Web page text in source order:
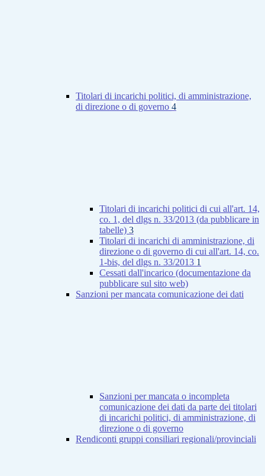
Titolari di incarichi politici, di amministrazione,
di direzione o di governo 4
Titolari di incarichi politici di cui all'art. 14,
co. 1, del dlgs n. 33/2013 (da pubblicare in
tabelle) 3
Titolari di incarichi di amministrazione, di
direzione o di governo di cui all'art. 14, co.
1-bis, del dlgs n. 33/2013 1
Cessati dall'incarico (documentazione da
pubblicare sul sito web)
Sanzioni per mancata comunicazione dei dati
Sanzioni per mancata o incompleta
comunicazione dei dati da parte dei titolari
di incarichi politici, di amministrazione, di
direzione o di governo
Rendiconti gruppi consiliari regionali/provinciali